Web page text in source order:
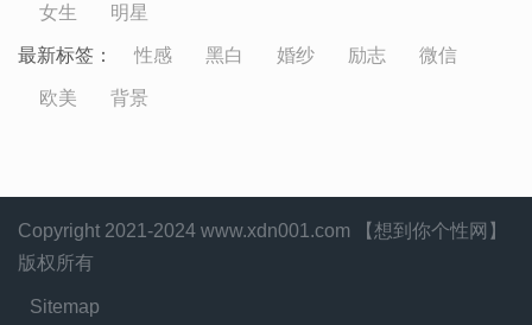
女生 明星
最新标签： 性感 黑白 婚纱 励志 微信
欧美 背景
Copyright 2021-2024 www.xdn001.com 【想到你个性网】
版权所有
Sitemap